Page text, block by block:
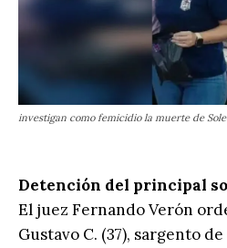
investigan como femicidio la muerte de
Detención del principal
El juez Fernando Verón
Gustavo C. (37), sargento